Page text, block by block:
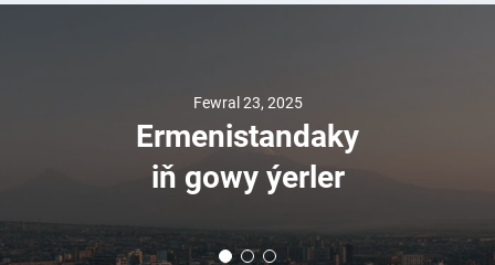
Fewral 23, 2025
Ermenistandaky
iň gowy ýerler